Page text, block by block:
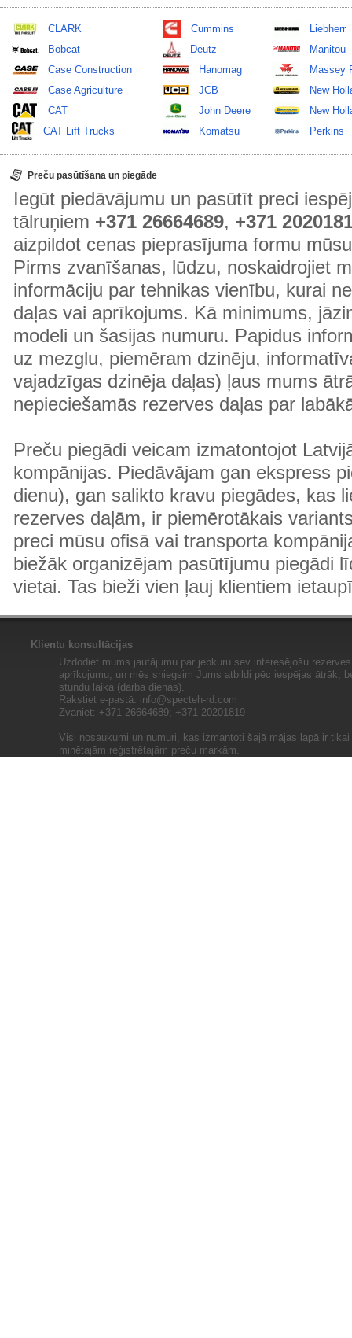
CLARK
Bobcat
Case Construction
Case Agriculture
CAT
CAT Lift Trucks
Cummins
Deutz
Hanomag
JCB
John Deere
Komatsu
Liebherr
Manitou
Massey
New
New
Perkins
Preču pasūtīšana un piegāde
Iegūt piedāvājumu un pasūtīt preci
tālruņiem +371 26664689, +371
aizpildot cenas pieprasījuma formu
Pirms zvanīšanas, lūdzu, noskaidrojiet
informāciju par tehnikas vienību, kurai
daļas vai aprīkojums. Kā minimums,
modeli un šasijas numuru. Papidus
uz mezglu, piemēram dzinēju,
vajadzīgas dzinēja daļas) ļaus mums
nepieciešamās rezerves daļas par
Preču piegādi veicam izmatontojot
kompānijas. Piedāvājam gan ekspress
dienu), gan salikto kravu piegādes, kas
rezerves daļām, ir piemērotākais
preci mūsu ofisā vai transporta
biežāk organizējam pasūtījumu piegādi
vietai. Tas bieži vien ļauj klientiem
Klientu konsultācijas
Uzdodiet mums jautājumu par jebkuru sev interesējošu
aprīkojumu, un mēs sniegsim Jums atbildi pēc iespējas ātrāk,
stundu laikā (darba dienās).
Rakstiet e-pastā: info@specteh-rd.com
Zvaniet: +371 26664689; +371 20201819
Visi nosaukumi un numuri, kas izmantoti šajā mājas lapā ir
minētajām reģistrētajām preču markām.